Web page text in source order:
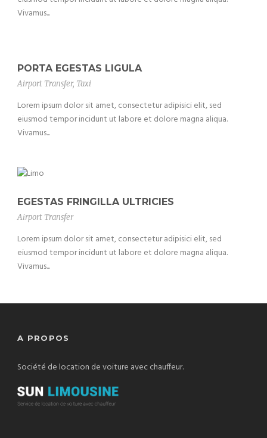
Vivamus...
PORTA EGESTAS LIGULA
Airport Transfer, Taxi
Lorem ipsum dolor sit amet, consectetur adipisici elit, sed
eiusmod tempor incidunt ut labore et dolore magna aliqua.
Vivamus...
EGESTAS FRINGILLA ULTRICIES
Airport Transfer
Lorem ipsum dolor sit amet, consectetur adipisici elit, sed
eiusmod tempor incidunt ut labore et dolore magna aliqua.
Vivamus...
A PROPOS
Société de location de voiture avec chauffeur.